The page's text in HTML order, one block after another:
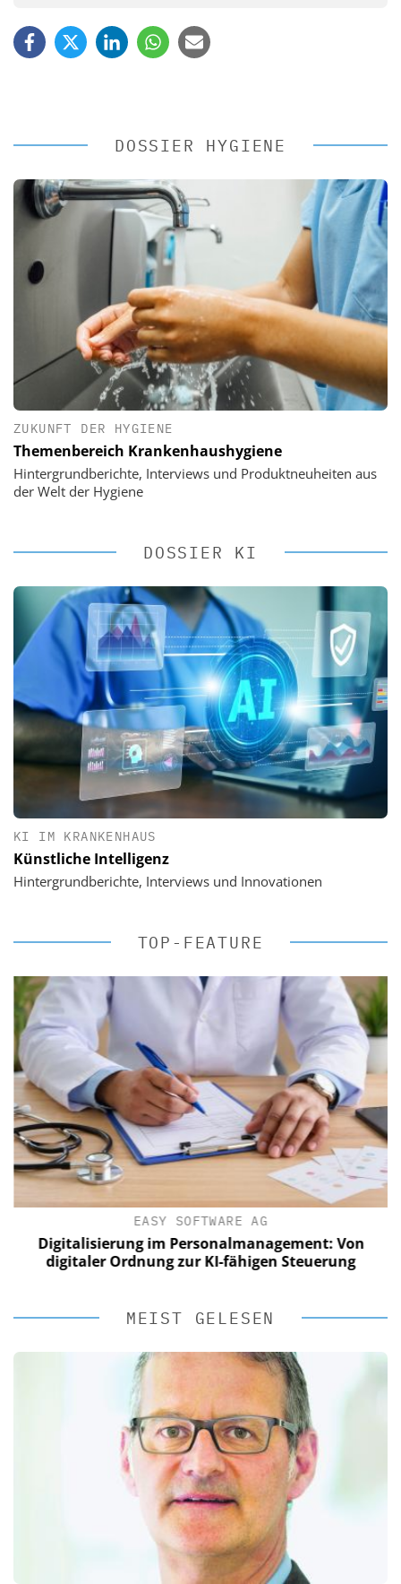
DOSSIER HYGIENE
ZUKUNFT DER HYGIENE
Themenbereich Krankenhaushygiene
Hintergrundberichte, Interviews und Produktneuheiten aus
der Welt der Hygiene
DOSSIER KI
KI IM KRANKENHAUS
Künstliche Intelligenz
Hintergrundberichte, Interviews und Innovationen
TOP-FEATURE
EASY SOFTWARE AG
Digitalisierung im Personalmanagement: Von
digitaler Ordnung zur KI-fähigen Steuerung
MEIST GELESEN